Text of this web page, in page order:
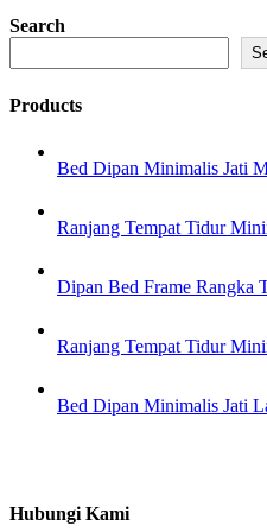
Search
Products
Bed Dipan Minimalis Jati
Ranjang Tempat Tidur
Dipan Bed Frame Rangka
Ranjang Tempat Tidur
Bed Dipan Minimalis Jati
Hubungi Kami